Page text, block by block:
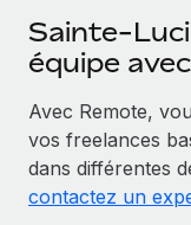
Sainte-
équipe
Avec Remote,
vos freelances
dans différentes
contactez un